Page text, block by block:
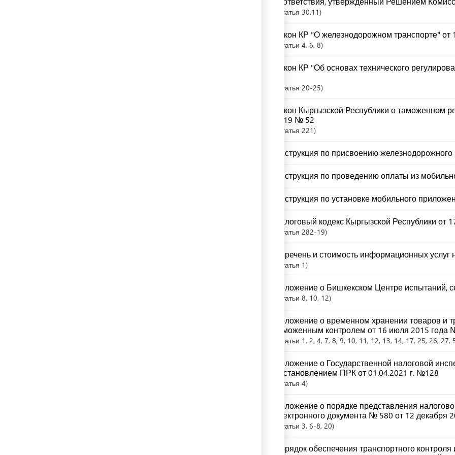
Статья 30.11
Закон КР "О железнодорожном транспорте"
Статьи 4, 6, 8
Закон КР "Об основах технического
Статья 20-25
Закон Кыргызской Республики о таможенном
2019 № 52
Статья 221
Инструкция по присвоению железнодорожного
Инструкция по проведению оплаты из
Инструкция по установке мобильного
Налоговый кодекс Кыргызской Республики от
Статья 282-19
Перечень и стоимость информационных услуг
Статья 1
Положение о Бишкекском Центре испытаний,
Статьи 8, 10, 12
Положение о временном хранении товаров и
таможенным контролем от 16 июля 2015 года
Статьи 1, 2, 4, 7, 8, 9, 10, 11, 12, 13, 14, 17, 25, 26, 27,
Положение о Государственной налоговой
постановлением ПРК от 01.04.2021 г. №128
Статья 4
Положение о порядке представления
электронного документа № 580 от 12 декабря
Статьи 3, 6-8, 20
Порядок обеспечения транспортного